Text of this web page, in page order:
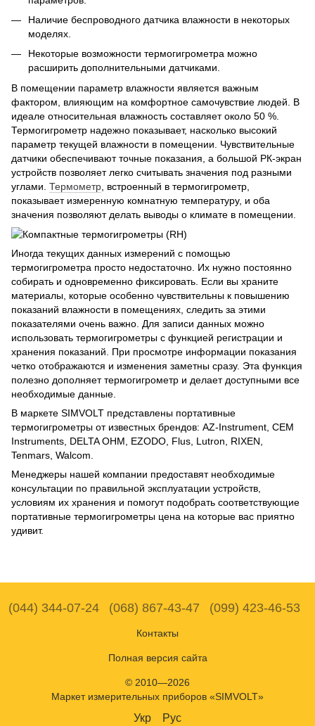
Наличие беспроводного датчика влажности в некоторых
моделях.
Некоторые возможности термогигрометра можно
расширить дополнительными датчиками.
В помещении параметр влажности является важным
фактором, влияющим на комфортное самочувствие людей. В
идеале относительная влажность составляет около 50 %.
Термогигрометр надежно показывает, насколько высокий
параметр текущей влажности в помещении. Чувствительные
датчики обеспечивают точные показания, а большой РК-экран
устройств позволяет легко считывать значения под разными
углами. Термометр , встроенный в термогигрометр,
показывает измеренную комнатную температуру, и оба
значения позволяют делать выводы о климате в помещении.
Иногда текущих данных измерений с помощью
термогигрометра просто недостаточно. Их нужно постоянно
собирать и одновременно фиксировать. Если вы храните
материалы, которые особенно чувствительны к повышению
показаний влажности в помещениях, следить за этими
показателями очень важно. Для записи данных можно
использовать термогигрометры с функцией регистрации и
хранения показаний. При просмотре информации показания
четко отображаются и изменения заметны сразу. Эта функция
полезно дополняет термогигрометр и делает доступными все
необходимые данные.
В маркете SIMVOLT представлены портативные
термогигрометры от известных брендов: AZ-Instrument, CEM
Instruments, DELTA OHM, EZODO, Flus, Lutron, RIXEN,
Tenmars, Walcom.
Менеджеры нашей компании предоставят необходимые
консультации по правильной эксплуатации устройств,
условиям их хранения и помогут подобрать соответствующие
портативные термогигрометры цена на которые вас приятно
удивит.
(044) 344-07-24 (068) 867-43-47 (099) 423-46-53
Контакты
Полная версия сайта
© 2010—2026
Маркет измерительных приборов «SIMVOLT»
Укр Рус